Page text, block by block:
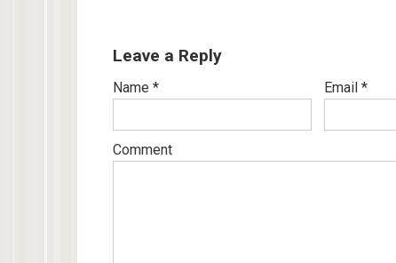
Leave a Reply
Name * Email *
Comment